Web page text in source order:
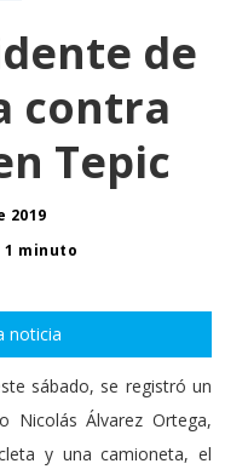
de
contra
Tepic
2019
minuto
noticia
sábado, se registró un
Nicolás Álvarez Ortega,
y una camioneta, el